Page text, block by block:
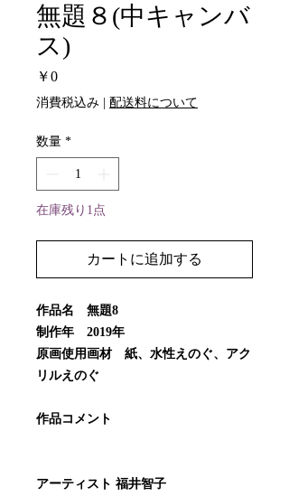
無題８(中キャンバ
ス)
￥0価
格
消費税込み | 配送料について
数量 *
在庫残り1点
カートに追加する
作品名 無題8
制作年 2019年
原画使用画材 紙、水性えのぐ、アク
リルえのぐ
作品コメント
アーティスト 福井智子